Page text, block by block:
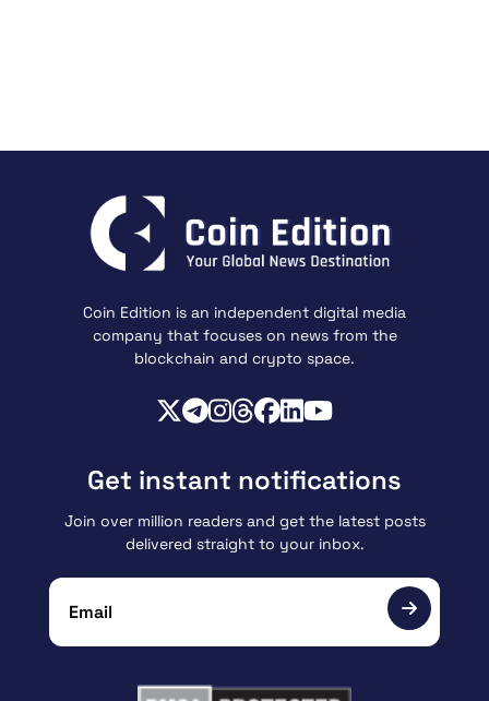
Coin Edition is an independent digital media
company that focuses on news from the
blockchain and crypto space.
Get instant notifications
Join over million readers and get the latest posts
delivered straight to your inbox.